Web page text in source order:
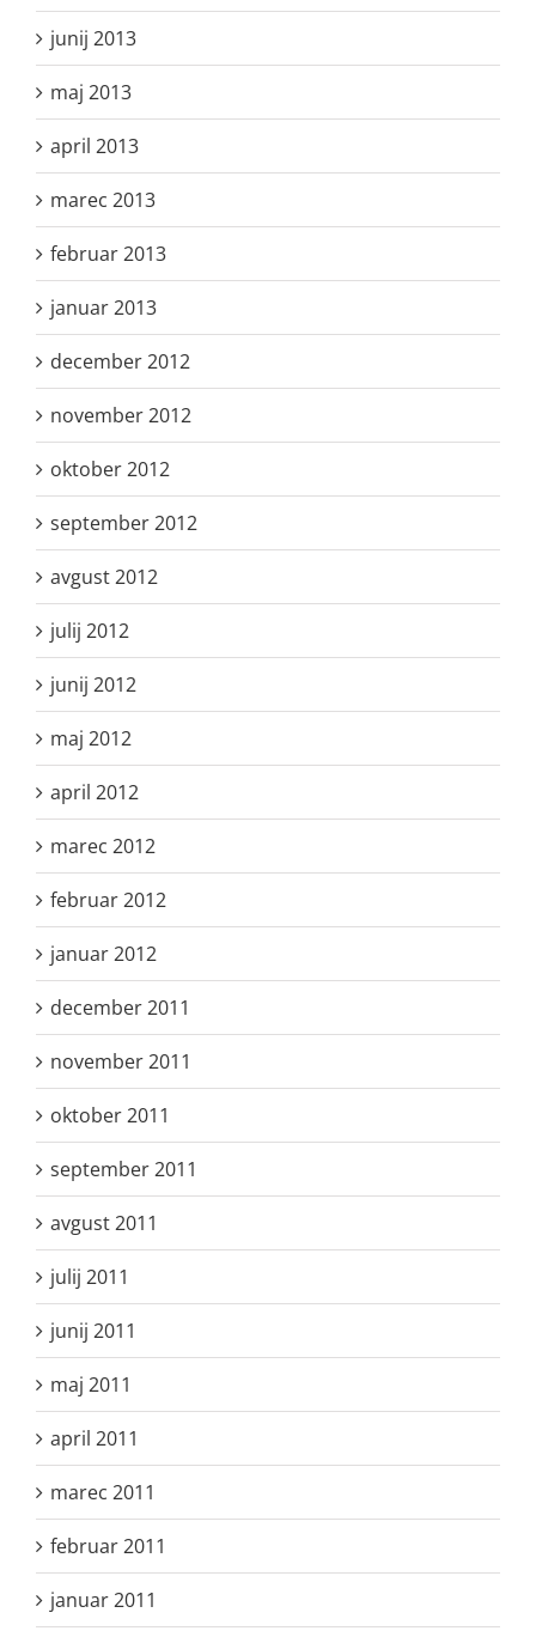
junij 2013
maj 2013
april 2013
marec 2013
februar 2013
januar 2013
december 2012
november 2012
oktober 2012
september 2012
avgust 2012
julij 2012
junij 2012
maj 2012
april 2012
marec 2012
februar 2012
januar 2012
december 2011
november 2011
oktober 2011
september 2011
avgust 2011
julij 2011
junij 2011
maj 2011
april 2011
marec 2011
februar 2011
januar 2011